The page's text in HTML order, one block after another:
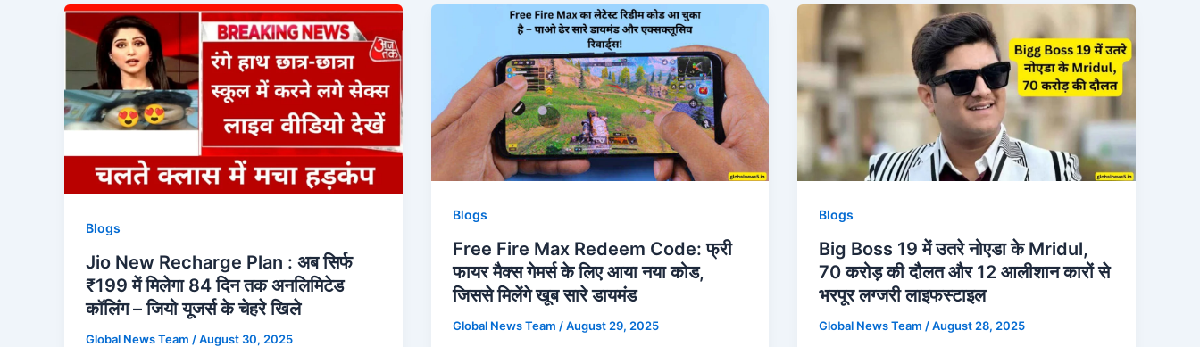
Blogs
Jio New Recharge Plan : अब सिर्फ
₹199 में मिलेगा 84 दिन तक अनलिमिटेड
कॉलिंग – जियो यूजर्स के चेहरे खिले
Global News Team /August 30, 2025
Blogs
Free Fire Max Redeem Code: फ्री
फायर मैक्स गेमर्स के लिए आया नया कोड,
जिससे मिलेंगे खूब सारे डायमंड
Global News Team /August 29, 2025
Blogs
Big Boss 19 में उतरे नोएडा के Mridul,
70 करोड़ की दौलत और 12 आलीशान कारों से
भरपूर लग्जरी लाइफस्टाइल
Global News Team /August 28, 2025